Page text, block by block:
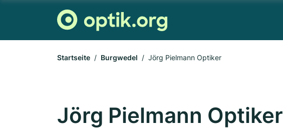
Startseite Burgwedel Jörg Pielmann Optiker
Jörg Pielmann Optiker